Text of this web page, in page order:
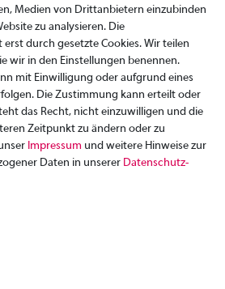
Medien von Drittanbietern einzubinden
zu analysieren. Die
durch gesetzte Cookies. Wir teilen
wir in den Einstellungen benennen.
mit Einwilligung oder aufgrund eines
Die Zustimmung kann erteilt oder
das Recht, nicht einzuwilligen und die
Zeitpunkt zu ändern oder zu
Impressum und weitere Hinweise zur
Daten in unserer Daten­schutz­